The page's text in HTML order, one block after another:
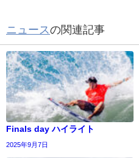
ニュースの関連記事
Finals day ハイライト
2025年9月7日